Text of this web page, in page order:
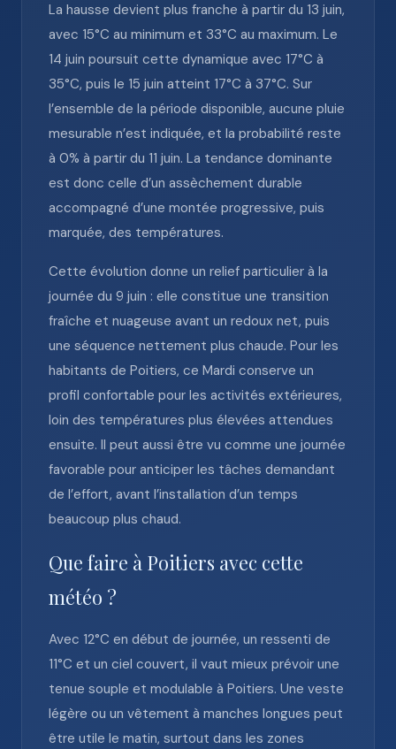
La hausse devient plus franche à partir du 13 juin,
avec 15°C au minimum et 33°C au maximum. Le
14 juin poursuit cette dynamique avec 17°C à
35°C, puis le 15 juin atteint 17°C à 37°C. Sur
l’ensemble de la période disponible, aucune pluie
mesurable n’est indiquée, et la probabilité reste
à 0% à partir du 11 juin. La tendance dominante
est donc celle d’un assèchement durable
accompagné d’une montée progressive, puis
marquée, des températures.
Cette évolution donne un relief particulier à la
journée du 9 juin : elle constitue une transition
fraîche et nuageuse avant un redoux net, puis
une séquence nettement plus chaude. Pour les
habitants de Poitiers, ce Mardi conserve un
profil confortable pour les activités extérieures,
loin des températures plus élevées attendues
ensuite. Il peut aussi être vu comme une journée
favorable pour anticiper les tâches demandant
de l’effort, avant l’installation d’un temps
beaucoup plus chaud.
Que faire à Poitiers avec cette
météo ?
Avec 12°C en début de journée, un ressenti de
11°C et un ciel couvert, il vaut mieux prévoir une
tenue souple et modulable à Poitiers. Une veste
légère ou un vêtement à manches longues peut
être utile le matin, surtout dans les zones